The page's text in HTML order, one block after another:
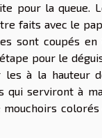
pour la queue.
faits avec le
sont coupés
pour le
les à la hauteur
qui serviront à
mouchoirs